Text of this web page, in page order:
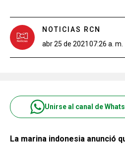
NOTICIAS RCN
abr 25 de 2021 07:26 a. m.
Unirse al canal de
La marina indonesia anunció